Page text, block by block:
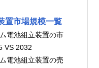
置市場規模一覧
VS 2032